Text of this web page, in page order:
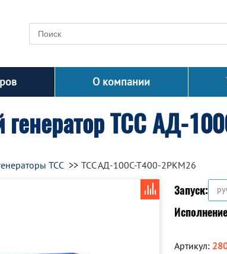
О компании
ТСС АД-
ТСС ТСС АД-100С-Т400-2РКМ26
Запуск:
Артикул: